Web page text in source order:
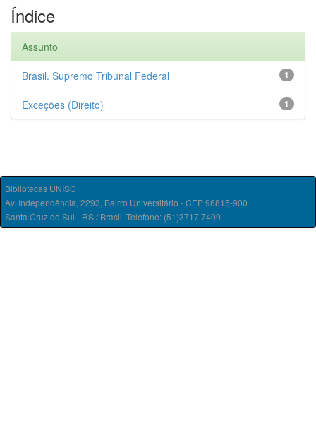
Índice
Assunto
1
Brasil. Supremo Tribunal Federal
1
Exceções (Direito)
Bibliotecas UNISC
Av. Independência, 2293, Bairro Universitário - CEP 96815-900
Santa Cruz do Sul - RS / Brasil. Telefone: (51)3717.7409